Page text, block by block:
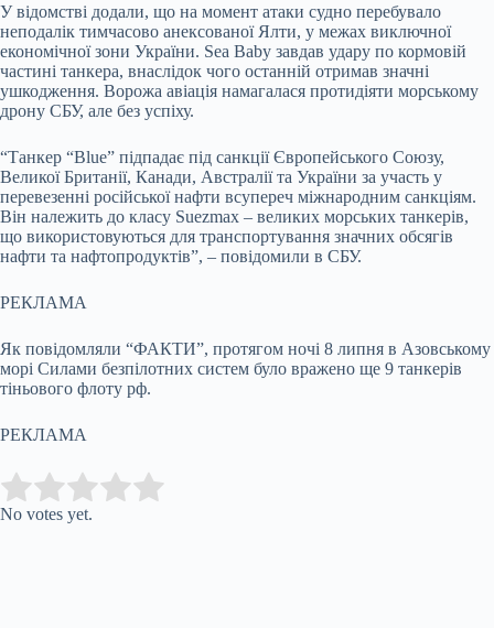
У відомстві додали, що на момент атаки судно перебувало
неподалік тимчасово анексованої Ялти, у межах виключної
економічної зони України. Sea Baby завдав удару по кормовій
частині танкера, внаслідок чого останній отримав значні
ушкодження. Ворожа авіація намагалася протидіяти морському
дрону СБУ, але без успіху.
“Танкер “Blue” підпадає під санкції Європейського Союзу,
Великої Британії, Канади, Австралії та України за участь у
перевезенні російської нафти всупереч міжнародним санкціям.
Він належить до класу Suezmax – великих морських танкерів,
що використовуються для транспортування значних обсягів
нафти та нафтопродуктів”, – повідомили в СБУ.
РЕКЛАМА
Як повідомляли “ФАКТИ”, протягом ночі 8 липня в Азовському
морі Силами безпілотних систем було вражено ще 9 танкерів
тіньового флоту рф.
РЕКЛАМА
Rate this item:
No votes yet.